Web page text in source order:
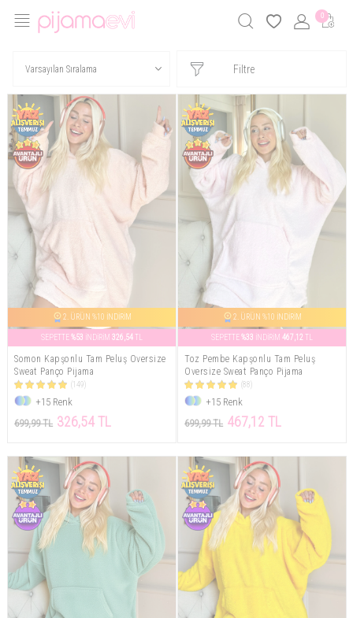
0
Filtre
2. ÜRÜN %10 İNDİRİM
SEPETTE%53 İNDİRİM 326,54TL
Somon Kapşonlu Tam Peluş Oversize
Sweat Panço Pijama
(149)
+15 Renk
699,99 TL 326,54 TL
2. ÜRÜN %10 İNDİRİM
SEPETTE%33 İNDİRİM 467,12 TL
Toz Pembe Kapşonlu Tam Peluş
Oversize Sweat Panço Pijama
(88)
+15 Renk
699,99 TL 467,12 TL